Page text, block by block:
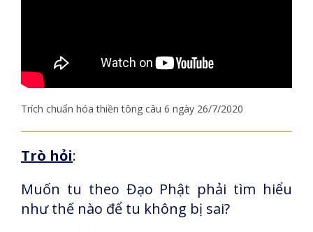
Trích chuẩn hóa thiền tông câu 6 ngày 26/7/2020
Trò hỏi:
Muốn tu theo Đạo Phật phải tìm hiểu
như thế nào để tu không bị sai?